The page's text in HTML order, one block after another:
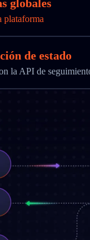
globales
plataforma
de estado
la API de